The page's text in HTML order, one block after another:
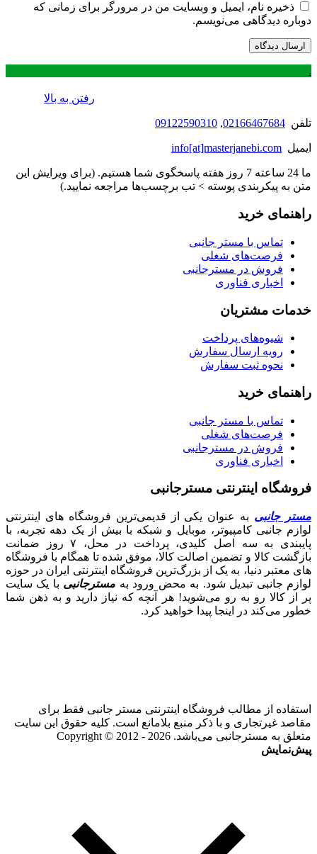
ذخیره نام، ایمیل و وبسایت من در مرورگر برای زمانی که
دوباره دیدگاهی می‌نویسم.
.
رفتن به بالا
تلفن 02166467684
,
09122590310
ایمیل info[at]masterjanebi.com
ما 24 ساعته 7 روز هفته پاسخگوی شما هستیم. (برای ویرایش این
متن به پیکربندی پوسته > تب برچسب‌ها مراجعه نمایید.)
راهنمای خرید
تماس با مستر جانبی
فرصت‌های شغلی
فروش در مسترجانبی
اخباری فناوری
خدمات مشتریان
شیوه‌های پرداخت
رویه ارسال سفارش
نحوه ثبت سفارش
راهنمای خرید
تماس با مستر جانبی
فرصت‌های شغلی
فروش در مسترجانبی
اخباری فناوری
فروشگاه اینترنتی مسترجانبی
مستر جانبی به عنوان یکی از قدیمی‌ترین فروشگاه های اینترنتی
لوازم جانبی کامپیوتر، موبایل و شبکه با بیش از یک دهه تجربه، با
پایبندی به سه اصل کلیدی، پرداخت در محل، ۷ روز ضمانت
بازگشت کالا و تضمین اصالت کالا، موفق شده تا همگام با فروشگاه‌
های معتبر دنیا، به یک از بزرگ‌ترین فروشگاه اینترنتی ایران در حوزه
لوازم جانبی تبدیل شود. به محض ورود به مسترجانبی با یک سایت
پر از کالا رو به رو می‌شوید! هر آنچه که نیاز دارید و به ذهن شما
خطور می‌کند در اینجا پیدا خواهید کرد.
استفاده از مطالب فروشگاه اینترنتی مستر جانبی فقط برای
مقاصد غیرتجاری و با ذکر منبع بلامانع است. کلیه حقوق این سایت
متعلق به مسترجانبی می‌باشد. Copyright © 2012 - 2026
پیش‌نمایش